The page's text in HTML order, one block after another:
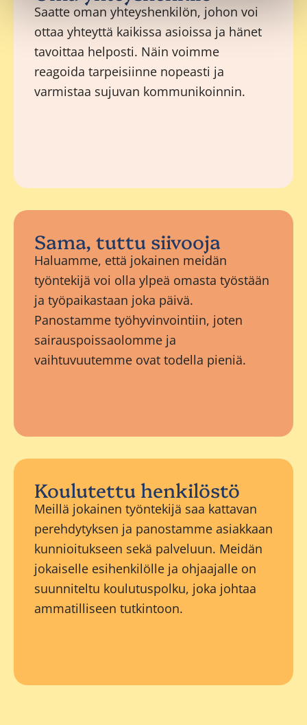
Saatte oman yhteyshenkilön, johon voi
ottaa yhteyttä kaikissa asioissa ja hänet
tavoittaa helposti. Näin voimme
reagoida tarpeisiinne nopeasti ja
varmistaa sujuvan kommunikoinnin.
Sama, tuttu siivooja
Haluamme, että jokainen meidän
työntekijä voi olla ylpeä omasta työstään
ja työpaikastaan joka päivä.
Panostamme työhyvinvointiin, joten
sairauspoissaolomme ja
vaihtuvuutemme ovat todella pieniä.
Koulutettu henkilöstö
Meillä jokainen työntekijä saa kattavan
perehdytyksen ja panostamme asiakkaan
kunnioitukseen sekä palveluun. Meidän
jokaiselle esihenkilölle ja ohjaajalle on
suunniteltu koulutuspolku, joka johtaa
ammatilliseen tutkintoon.